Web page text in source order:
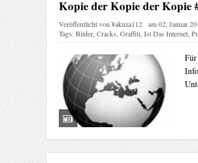
Kopie der Kopie der Kopie
Veröffentlicht von¥akuza112 am02. Januar
Tags:Bilder,Cracks,Graffiti,Ist Das Internet,